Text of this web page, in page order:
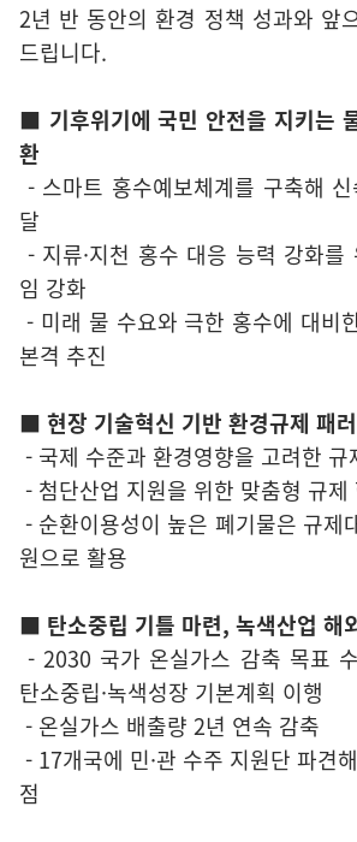
2년 반 동안의 환경 정책 성과와 앞
드립니다.
■ 기후위기에 국민 안전을 지키는
환
- 스마트 홍수예보체계를 구축해
달
- 지류·지천 홍수 대응 능력 강화를
임 강화
- 미래 물 수요와 극한 홍수에 대비
본격 추진
■ 현장 기술혁신 기반 환경규제 패
- 국제 수준과 환경영향을 고려한 규
- 첨단산업 지원을 위한 맞춤형 규제
- 순환이용성이 높은 폐기물은 규제
원으로 활용
■ 탄소중립 기틀 마련, 녹색산업 해
- 2030 국가 온실가스 감축 목표
탄소중립·녹색성장 기본계획 이행
- 온실가스 배출량 2년 연속 감축
- 17개국에 민·관 수주 지원단 파견
점